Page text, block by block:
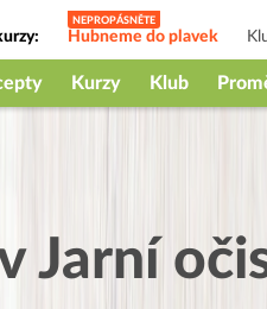
Hubneme do plavek
Kurzy Klub
Jarní